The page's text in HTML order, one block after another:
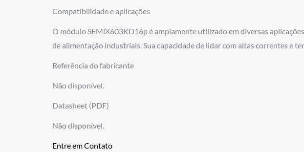
Compatibilidade e aplicações
O módulo SEMiX603KD16p é amplamente utilizado em diversas
de alimentação industriais. Sua capacidade de lidar com altas correntes e
Referência do fabricante
Não disponível.
Datasheet (PDF)
Não disponível.
Entre em Contato